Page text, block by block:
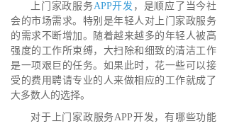
上门家政服务APP开发 ，是顺应了当今社
会的市场需求。特别是年轻人对上门家政服务
的需求不断增加。随着越来越多的年轻人被高
强度的工作所束缚，大扫除和细致的清洁工作
是一项艰巨的任务。如果此时，花一些可以接
受的费用聘请专业的人来做相应的工作就成了
大多数人的选择。
对于上门家政服务APP开发，有哪些功能